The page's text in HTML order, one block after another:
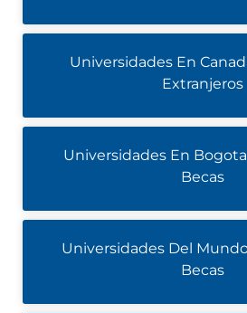
Universidades En
Extranjeros
Universidades En
Becas
Universidades Del
Becas